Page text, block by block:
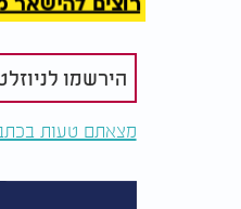
ייעודו. אם
אלוקים נדרש
בבריאה כדי
הירשמו
מצאתם טעות